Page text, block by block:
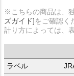
※こちらの商品は、
ズガイド]をご確認く
計り方によっては、
ラベル